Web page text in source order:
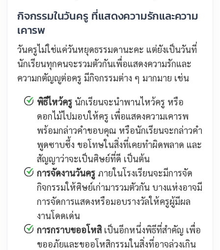
กิจกรรมในวันครู ที่แสดงความรักและความ
เคารพ
วันครูไม่ใช่แค่วันหยุดธรรมดานะคะ แต่ยังเป็นวันที่
นักเรียนทุกคนจะรวมตัวกันเพื่อแสดงความรักและ
ความกตัญญูต่อครู มีกิจกรรมต่าง ๆ มากมาย เช่น
พิธีไหว้ครู นักเรียนจะนำพานไหว้ครู หรือ
ดอกไม้ไปมอบให้ครู เพื่อแสดงความเคารพ
พร้อมกล่าวคำขอบคุณ หรือนักเรียนจะกล่าวคำ
พูดซาบซึ้ง ขอโทษในสิ่งที่เคยทำผิดพลาด และ
สัญญาว่าจะเป็นศิษย์ที่ดี เป็นต้น
การจัดงานวันครู ภายในโรงเรียนจะมีการจัด
กิจกรรมให้ศิษย์เก่ามารวมตัวกัน บางแห่งอาจมี
การจัดการแสดงหรือมอบรางวัลให้ครูผู้มีผล
งานโดดเด่น
การกราบขออโหสิเป็นอีกหนึ่งพิธีที่สำคัญ เพื่อ
ขออภัยและขออโหสิกรรมในสิ่งที่อาจล่วงเกิน